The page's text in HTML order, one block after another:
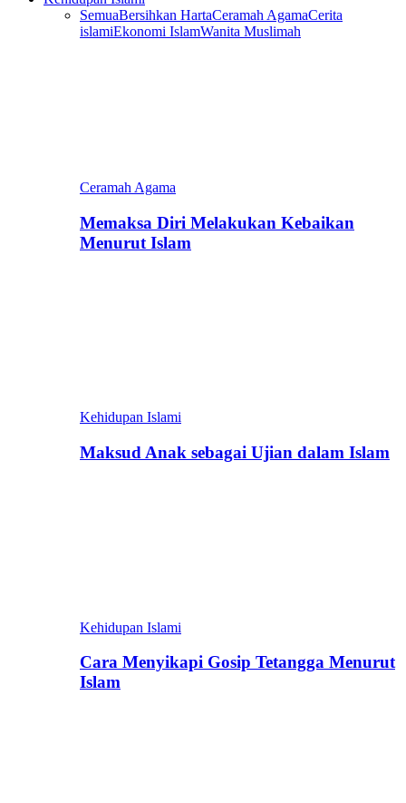
SemuaBersihkan HartaCeramah AgamaCerita
islamiEkonomi IslamWanita Muslimah
Ceramah Agama
Memaksa Diri Melakukan Kebaikan
Menurut Islam
Kehidupan Islami
Maksud Anak sebagai Ujian dalam Islam
Kehidupan Islami
Cara Menyikapi Gosip Tetangga Menurut
Islam